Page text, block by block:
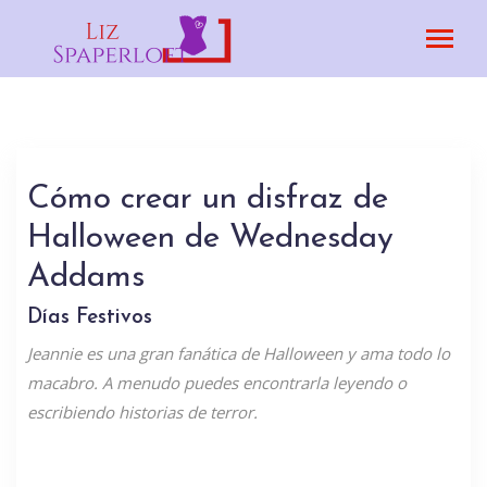
Cómo crear un disfraz de
Halloween de Wednesday
Addams
Días Festivos
Jeannie es una gran fanática de Halloween y ama todo lo
macabro. A menudo puedes encontrarla leyendo o
escribiendo historias de terror.